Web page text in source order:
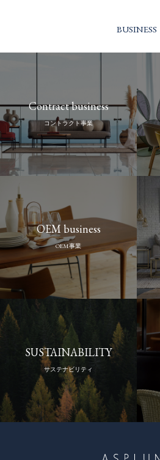
BUSINESS
Contract business
コントラクト事業
OEM business
OEM事業
SUSTAINABILITY
サステナビリティ